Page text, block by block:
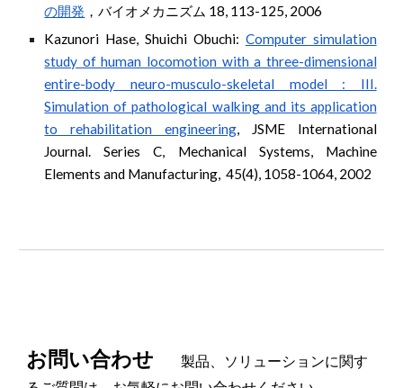
の開発 ，バイオメカニズム 18, 113-125, 2006
Kazunori Hase, Shuichi Obuchi: Computer simulation
study of human locomotion with a three-dimensional
entire-body neuro-musculo-skeletal model : III.
Simulation of pathological walking and its application
to rehabilitation engineering, JSME International
Journal. Series C, Mechanical Systems, Machine
Elements and Manufacturing, 45(4), 1058-1064, 2002
お問い合わせ
製品、ソリューションに関す